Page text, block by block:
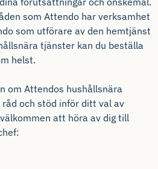
som Attendo har verksamhet
som utförare av den hemtjänst
tjänster kan du beställa
helst.
om Attendos hushållsnära
och stöd inför ditt val av
att höra av dig till